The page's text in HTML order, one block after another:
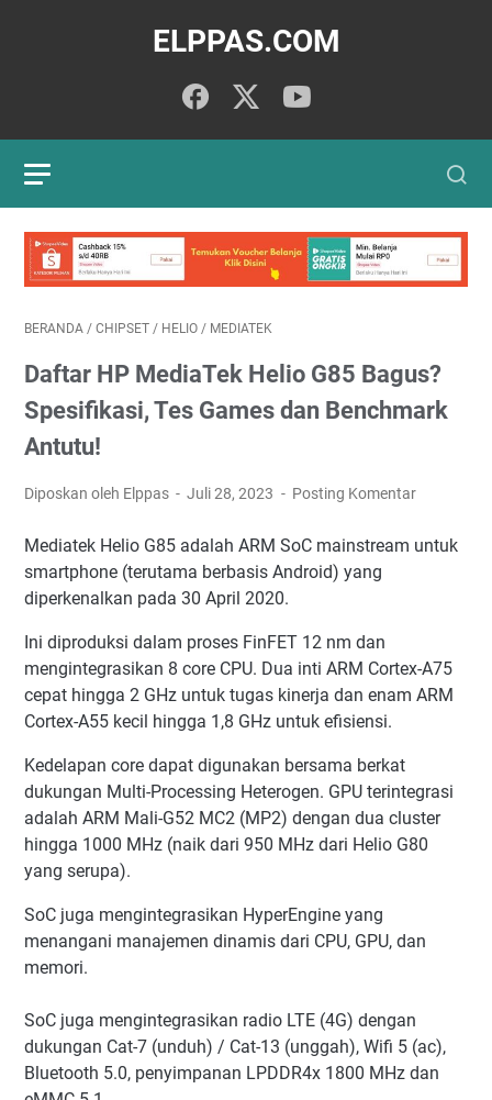
ELPPAS.COM
BERANDA / CHIPSET / HELIO / MEDIATEK
Daftar HP MediaTek Helio G85 Bagus?
Spesifikasi, Tes Games dan Benchmark
Antutu!
Diposkan oleh Elppas Juli 28, 2023 Posting Komentar
Mediatek Helio G85 adalah ARM SoC mainstream untuk
smartphone (terutama berbasis Android) yang
diperkenalkan pada 30 April 2020.
Ini diproduksi dalam proses FinFET 12 nm dan
mengintegrasikan 8 core CPU. Dua inti ARM Cortex-A75
cepat hingga 2 GHz untuk tugas kinerja dan enam ARM
Cortex-A55 kecil hingga 1,8 GHz untuk efisiensi.
Kedelapan core dapat digunakan bersama berkat
dukungan Multi-Processing Heterogen. GPU terintegrasi
adalah ARM Mali-G52 MC2 (MP2) dengan dua cluster
hingga 1000 MHz (naik dari 950 MHz dari Helio G80
yang serupa).
SoC juga mengintegrasikan HyperEngine yang
menangani manajemen dinamis dari CPU, GPU, dan
memori.
SoC juga mengintegrasikan radio LTE (4G) dengan
dukungan Cat-7 (unduh) / Cat-13 (unggah), Wifi 5 (ac),
Bluetooth 5.0, penyimpanan LPDDR4x 1800 MHz dan